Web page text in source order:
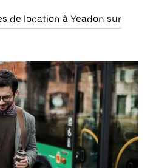
de location à Yeadon sur